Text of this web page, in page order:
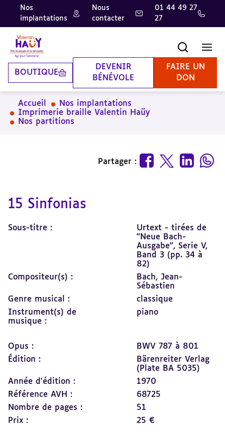
Aller
contenu
principal
Aller
pied
de
page
Aller
la
recherche
Nos
implantations
Nous
contacter
01 44 49 27
27
BOUTIQUE
DEVENIR
BÉNÉVOLE
FAIRE UN
DON
Accueil
Nos implantations
Imprimerie braille Valentin Haüy
Nos partitions
Partager :
15 Sinfonias
Sous-titre :
Urtext - tirées de
"Neue Bach-
Ausgabe", Serie V,
Band 3 (pp. 34 à
82)
Compositeur(s) :
Bach, Jean-
Sébastien
Genre musical :
classique
Instrument(s) de
musique :
piano
Opus :
BWV 787 à 801
Édition :
Bärenreiter Verlag
(Plate BA 5035)
Année d'édition :
1970
Référence AVH :
68725
Nombre de pages :
51
Prix :
25 €